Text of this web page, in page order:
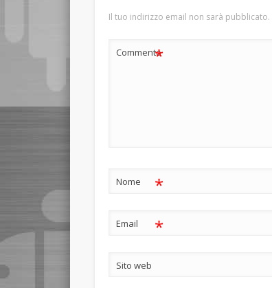
Il tuo indirizzo email non sarà pubblicato.
Commento
*
Nome *
Email *
Sito web